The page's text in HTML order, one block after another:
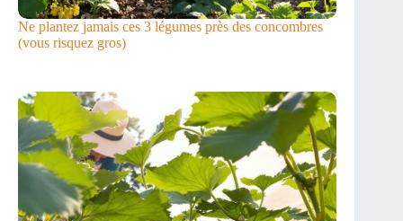
Ne plantez jamais ces 3 légumes près des concombres
(vous risquez gros)